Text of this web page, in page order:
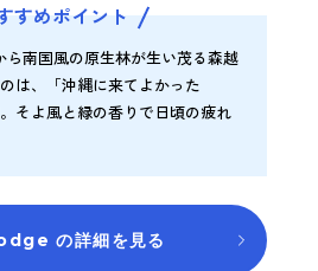
すめポイント
ら南国風の原生林が生い茂る森越
は、「沖縄に来てよかった
そよ風と緑の香りで日頃の疲れ
の詳細を見る